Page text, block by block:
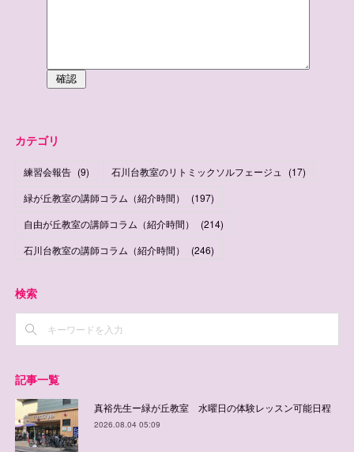
カテゴリ
練習会報告 (9) 石川台教室のリトミックソルフェージュ (17)
緑が丘教室の講師コラム（紹介時間）
(197)
自由が丘教室の講師コラム（紹介時間）
(214)
石川台教室の講師コラム（紹介時間）
(246)
検索
記事一覧
真裕先生ー緑が丘教室 水曜日の体験レッスン可能日程
2026.08.04 05:09